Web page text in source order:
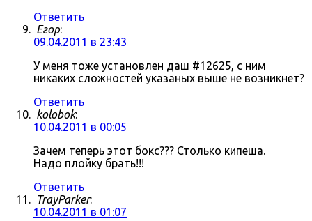
Ответить
Егор:
09.04.2011 в 23:43
У меня тоже установлен даш #12625, с ним
никаких сложностей указаных выше не возникнет?
Ответить
kolobok:
10.04.2011 в 00:05
Зачем теперь этот бокс??? Столько кипеша.
Надо плойку брать!!!
Ответить
TrayParker:
10.04.2011 в 01:07